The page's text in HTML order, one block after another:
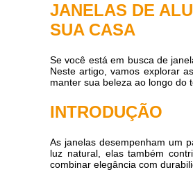
JANELAS DE
SUA CASA
Se você está em busca de
Neste artigo, vamos explorar
manter sua beleza ao longo do
INTRODUÇÃO
As janelas desempenham um
luz natural, elas também
combinar elegância com